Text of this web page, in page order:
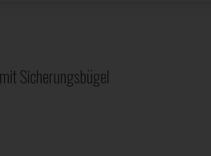
mit Sicherungsbügel